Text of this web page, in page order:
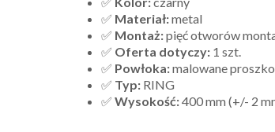
✅ Materiał:metal
✅ Montaż:pięć otworów
✅ Oferta dotyczy: 1 szt.
✅ Powłoka:malowane
✅ Typ: RING
✅ Wysokość:400 mm (+/- 2